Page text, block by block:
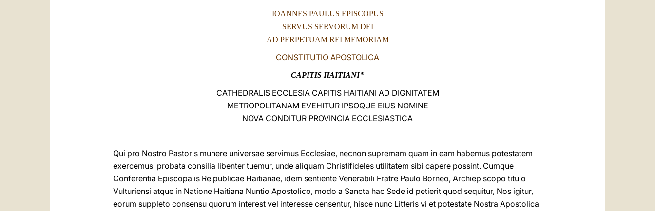
IOANNES PAULUS EPISCOPUS
SERVUS SERVORUM DEI
AD PERPETUAM REI MEMORIAM
CONSTITUTIO APOSTOLICA
CAPITIS HAITIANI*
CATHEDRALIS ECCLESIA CAPITIS HAITIANI AD DIGNITATEM
METROPOLITANAM EVEHITUR IPSOQUE EIUS NOMINE
NOVA CONDITUR PROVINCIA ECCLESIASTICA
Qui pro Nostro Pastoris munere universae servimus Ecclesiae, necnon supremam quam in eam habemus potestatem
exercemus, probata consilia libenter tuemur, unde aliquam Christifideles utilitatem sibi capere possint. Cumque
Conferentia Episcopalis Reipublicae Haitianae, idem sentiente Venerabili Fratre Paulo Borneo, Archiepiscopo titulo
Vulturiensi atque in Natione Haitiana Nuntio Apostolico, modo a Sancta hac Sede id petierit quod sequitur, Nos igitur,
eorum suppleto consensu quorum interest vel interesse censentur, hisce nunc Litteris vi et potestate Nostra Apostolica